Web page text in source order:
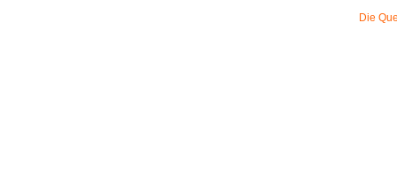
Die